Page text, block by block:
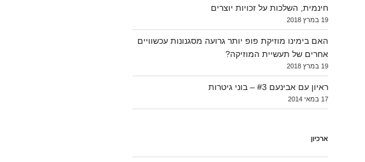
חינמית, השלכות על זכויות יוצרים
19 במרץ 2018
האם בימינו מוזיקת פופ יותר גרועה מסגנונות עכשוויים
אחרים של תעשיית המוזיקה?
19 במרץ 2018
ראיון עם אבינעם #3 – בוני גיטרות
17 במאי 2014
ארכיון